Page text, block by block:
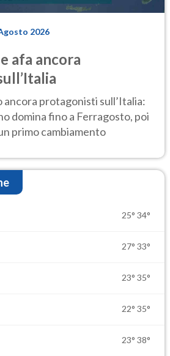
2026
afa ancora
ancora protagonisti sull’Italia:
domina fino a Ferragosto, poi
primo cambiamento
25° 34°
27° 33°
23° 35°
22° 35°
23° 38°